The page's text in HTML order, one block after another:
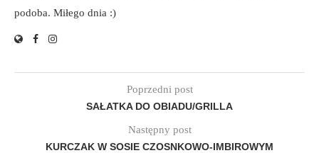
podoba. Miłego dnia :)
Poprzedni post
SAŁATKA DO OBIADU/GRILLA
Następny post
KURCZAK W SOSIE CZOSNKOWO-IMBIROWYM